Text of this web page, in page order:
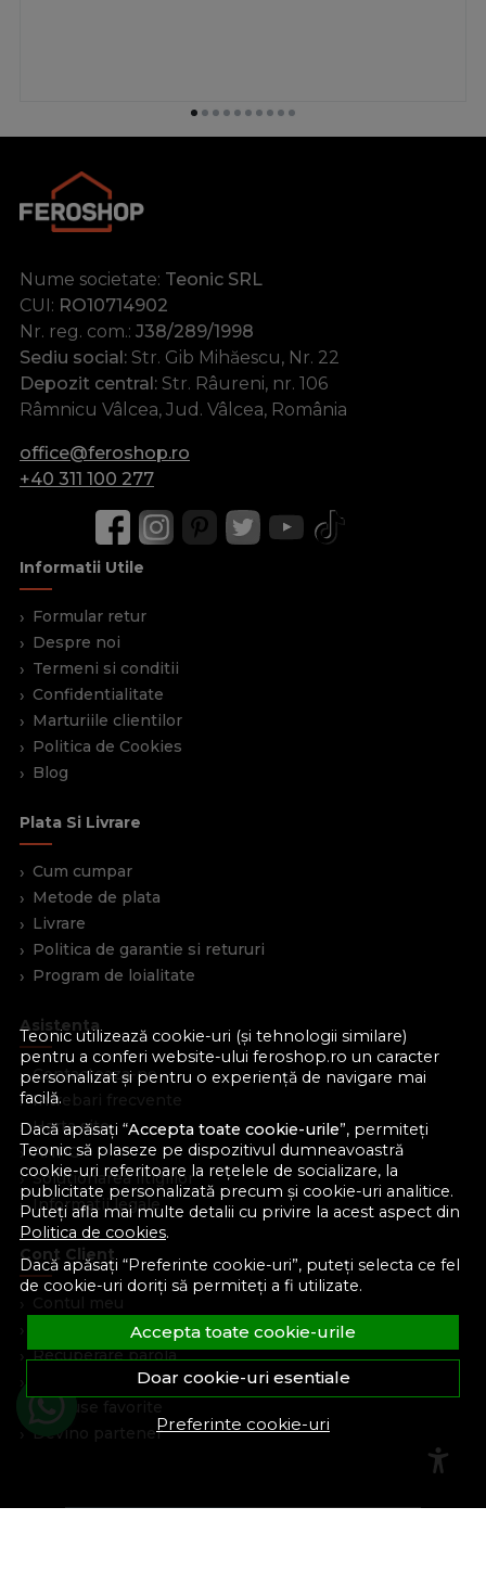
Teonic utilizează cookie-uri (și tehnologii similare)
pentru a conferi website-ului feroshop.ro un caracter
personalizat și pentru o experiență de navigare mai
facilă.
Dacă apăsați “Accepta toate cookie-urile”, permiteți
Teonic să plaseze pe dispozitivul dumneavoastră
cookie-uri referitoare la rețelele de socializare, la
publicitate personalizată precum și cookie-uri analitice.
Puteți afla mai multe detalii cu privire la acest aspect din
Politica de cookies.
Dacă apăsați “Preferinte cookie-uri”, puteți selecta ce fel
de cookie-uri doriți să permiteți a fi utilizate.
Accepta toate cookie-urile
Doar cookie-uri esentiale
Preferinte cookie-uri
Nume societate: Teonic SRL
CUI: RO10714902
Nr. reg. com.: J38/289/1998
Sediu social: Str. Gib Mihăescu, Nr. 22
Depozit central: Str. Râureni, nr. 106
Râmnicu Vâlcea, Jud. Vâlcea, România
office@feroshop.ro
+40 311 100 277
Informatii Utile
Formular retur
Despre noi
Termeni si conditii
Confidentialitate
Marturiile clientilor
Politica de Cookies
Blog
Plata Si Livrare
Cum cumpar
Metode de plata
Livrare
Politica de garantie si retururi
Program de loialitate
Asistenta
Contacteaza-ne
Intrebari frecvente
Harta site
ANPC
Solutionarea litigiilor
Informatii legale
Cont Client
Contul meu
Recuperare parola
Istoric comenzi
Produse favorite
Devino partener